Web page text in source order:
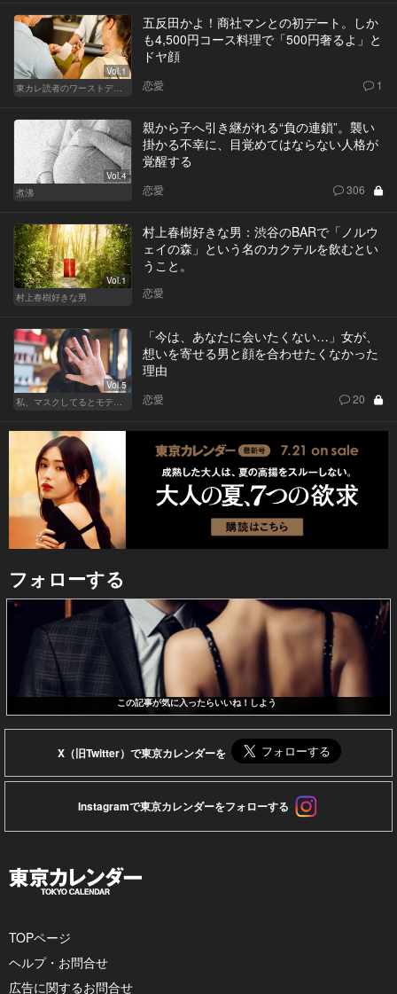
Vol.1
五反田かよ！商社マンとの初デート。しか
も4,500円コース料理で「500円奢るよ」と
ドヤ顔
恋愛 1
Vol.4
煮沸
親から子へ引き継がれる“負の連鎖”。襲い
掛かる不幸に、目覚めてはならない人格が
覚醒する
恋愛 306
Vol.1
村上春樹好きな男
村上春樹好きな男：渋谷のBARで「ノルウ
ェイの森」という名のカクテルを飲むとい
うこと。
恋愛
Vol.5
「今は、あなたに会いたくない…」女が、
想いを寄せる男と顔を合わせたくなかった
理由
恋愛 20
フォローする
この記事が気に入ったらいいね！しよう
X（旧Twitter）で東京カレンダーを
Instagramで東京カレンダーをフォローする
TOPページ
ヘルプ・お問合せ
広告に関するお問合せ